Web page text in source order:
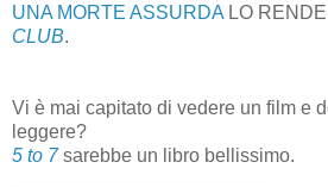
UNA MORTE ASSURDA LO
CLUB.
Vi è mai capitato di vedere un film e
leggere?
5 to 7sarebbe un libro bellissimo.